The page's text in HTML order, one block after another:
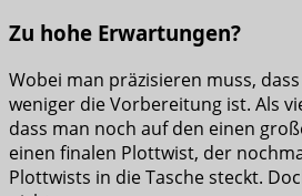
Zu hohe Erwartungen?
Wobei man präzisieren muss,
weniger die Vorbereitung ist. Als
dass man noch auf den einen
einen finalen Plottwist, der
Plottwists in die Tasche steckt.